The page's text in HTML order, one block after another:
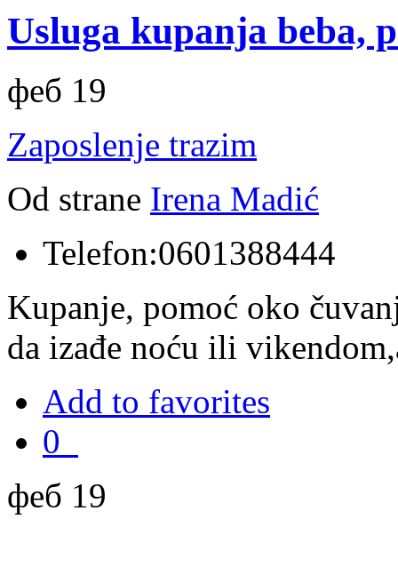
Usluga kupanja beba,
феб 19
Zaposlenje trazim
Od strane Irena Madić
Telefon:0601388444
Kupanje, pomoć oko
da izađe noću ili
Add to favorites
0
феб 19